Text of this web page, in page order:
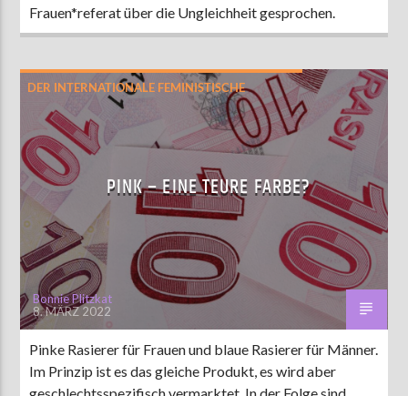
Frauen*referat über die Ungleichheit gesprochen.
DER INTERNATIONALE FEMINISTISCHE
KAMPFTAG
PINK – EINE TEURE FARBE?
Bonnie Plitzkat
8. MÄRZ 2022
Pinke Rasierer für Frauen und blaue Rasierer für Männer.
Im Prinzip ist es das gleiche Produkt, es wird aber